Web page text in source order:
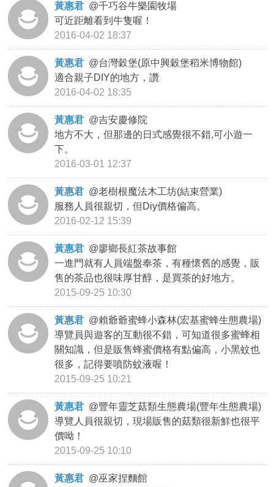
APP下載
黃惠君 @千巧谷牛樂園牧場
可近距離看到牛隻喔！
2016-04-02 18:37
黃惠君 @台灣穀堡(原中興穀堡稻米博物館)
適合親子DIY的地方，讚
2016-04-02 18:35
黃惠君 @吉安慶修院
地方不大，但那邊的日式感覺很不錯,可小遊一
下。
2016-03-01 12:37
黃惠君 @老樹根魔法木工坊(結束營業)
服務人員很親切，但Diy價格偏高。
2016-02-12 15:39
黃惠君 @ 廖鄉長紅茶故事館
一進門就有人員端盤奉茶，有種懷舊的感覺，販
售的茶品也很味厚甘醇，是買茶的好地方。
2015-09-25 10:30
黃惠君 @賴爺爺蜜蜂小森林(宏基蜜蜂生態農場)
導覽員與遊客的互動很不錯，可知道很多蜜蜂相
關知識，但是販售蜂蜜價格有點偏高，小黑蚊也
很多，記得要噴防蚊液喔！
2015-09-25 10:21
黃惠君 @豐年靈芝菇類生態農場(豐年生態農場)
導覽人員很親切，現場販售的菇類很新鮮也很平
價呦！
2015-09-25 10:10
黃惠君 @巫家捏麵館